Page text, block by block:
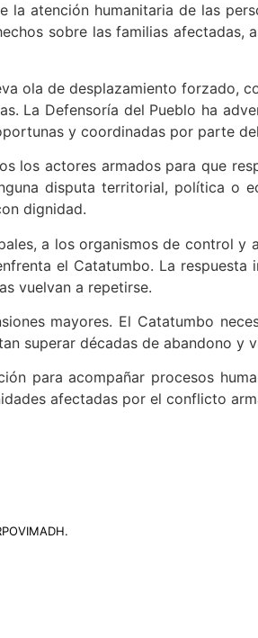
atención humanitaria de las
sobre las familias
ola de desplazamiento forzado,
La Defensoría del Pueblo ha
y coordinadas por parte
los actores armados para que
disputa territorial, política o
dignidad.
a los organismos de control
el Catatumbo. La
vuelvan a repetirse.
mayores. El Catatumbo
superar décadas de abandono y
para acompañar procesos
afectadas por el conflicto